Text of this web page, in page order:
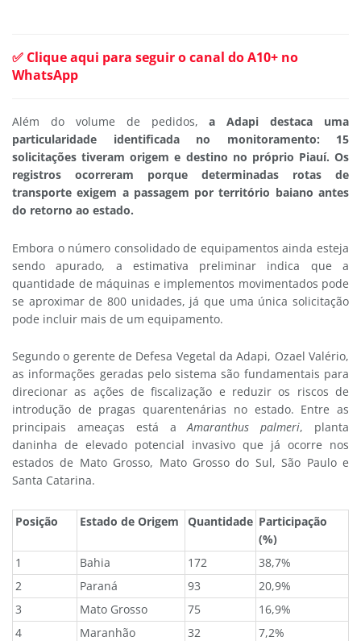
✅ Clique aqui para seguir o canal do A10+ no
WhatsApp
Além do volume de pedidos,a Adapi destaca uma
particularidade identificada no monitoramento: 15
solicitações tiveram origem e destino no próprio Piauí. Os
registros ocorreram porque determinadas rotas de
transporte exigem a passagem por território baiano antes
do retorno ao estado.
Embora o número consolidado de equipamentos ainda esteja
sendo apurado, a estimativa preliminar indica que a
quantidade de máquinas e implementos movimentados pode
se aproximar de 800 unidades, já que uma única solicitação
pode incluir mais de um equipamento.
Segundo o gerente de Defesa Vegetal da Adapi, Ozael Valério,
as informações geradas pelo sistema são fundamentais para
direcionar as ações de fiscalização e reduzir os riscos de
introdução de pragas quarentenárias no estado. Entre as
principais ameaças está aAmaranthus palmeri, planta
daninha de elevado potencial invasivo que já ocorre nos
estados de Mato Grosso, Mato Grosso do Sul, São Paulo e
Santa Catarina.
Posição Estado de Origem Quantidade Participação
(%)
1
Bahia 172
38,7%
2
Paraná 93
20,9%
3
Mato Grosso 75
16,9%
4
Maranhão 32
7,2%